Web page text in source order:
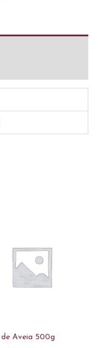
de Aveia 500g